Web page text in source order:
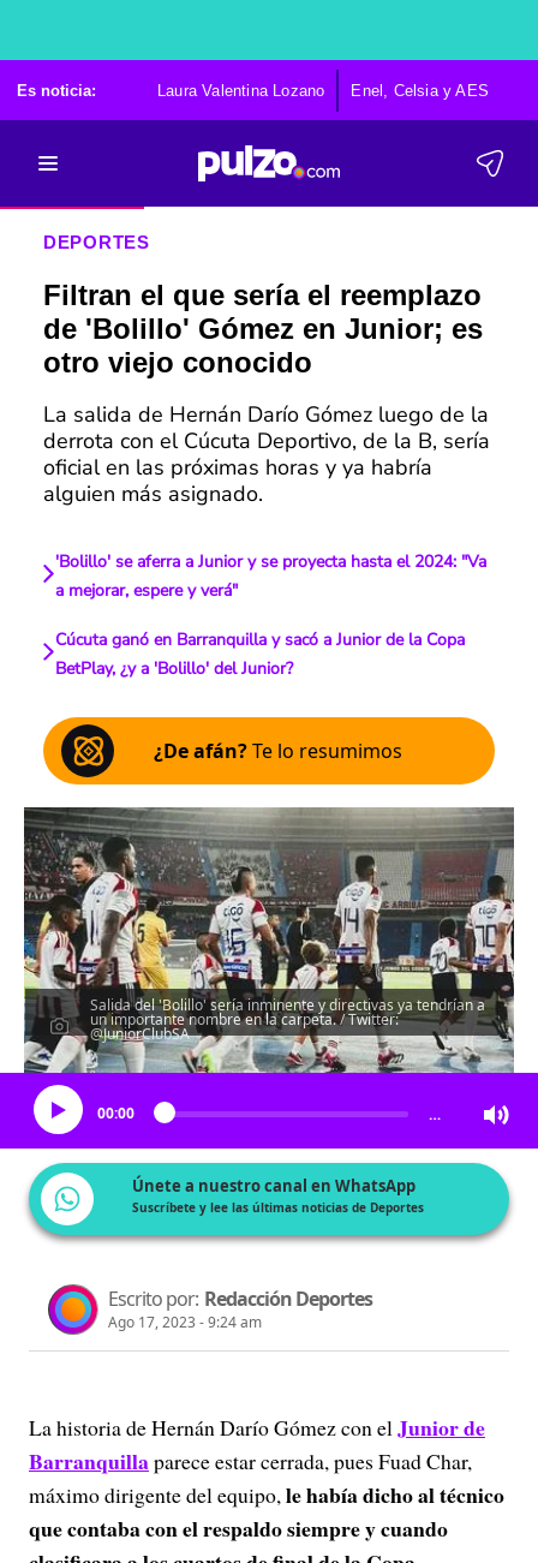
Es noticia: Laura Valentina Lozano Enel, Celsia y AES
DEPORTES
Filtran el que sería el reemplazo
de 'Bolillo' Gómez en Junior; es
otro viejo conocido
La salida de Hernán Darío Gómez luego de la
derrota con el Cúcuta Deportivo, de la B, sería
oficial en las próximas horas y ya habría
alguien más asignado.
'Bolillo' se aferra a Junior y se proyecta hasta el 2024: "Va
a mejorar, espere y verá"
Cúcuta ganó en Barranquilla y sacó a Junior de la Copa
BetPlay, ¿y a 'Bolillo' del Junior?
¿De afán?Te lo resumimos
Salida del 'Bolillo' sería inminente y directivas ya tendrían a
un importante nombre en la carpeta. / Twitter:
@JuniorClubSA
Escucha el artículo
00:00 …
Únete a nuestro canal en WhatsApp
Suscríbete y lee las últimas noticias de Deportes
Escrito por: Redacción Deportes
Ago 17, 2023 - 9:24 am
La historia de Hernán Darío Gómez con elJunior de
Barranquillaparece estar cerrada, pues Fuad Char,
máximo dirigente del equipo,le había dicho al técnico
que contaba con el respaldo siempre y cuando